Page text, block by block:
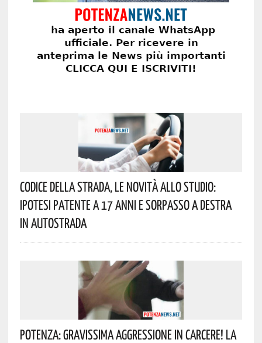
Codice Della Strada, Le Novità Allo Studio:
Ipotesi Patente A 17 Anni E Sorpasso A Destra
In Autostrada
Potenza: Gravissima Aggressione In Carcere! La